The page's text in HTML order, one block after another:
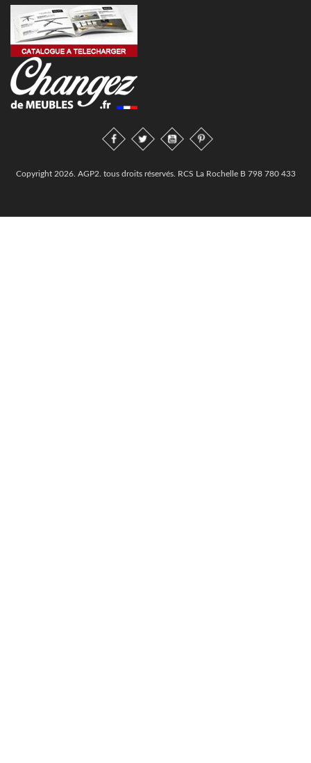
Copyright 2026. AGP2. tous droits réservés. RCS La Rochelle B 798 780 433